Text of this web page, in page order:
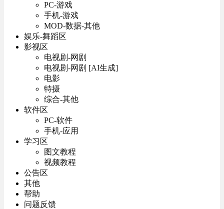
PC-游戏
手机-游戏
MOD-数据-其他
娱乐-舞蹈区
影视区
电视剧-网剧
电视剧-网剧 [AI生成]
电影
特摄
综合-其他
软件区
PC-软件
手机-应用
学习区
图文教程
视频教程
公告区
其他
帮助
问题反馈